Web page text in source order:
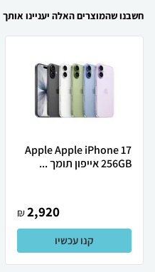
חשבנו שהמוצרים האלה יעניינו אותך
Apple Apple iPhone 17
256GB אייפון תומך ...
2,920
₪
קנו עכשיו